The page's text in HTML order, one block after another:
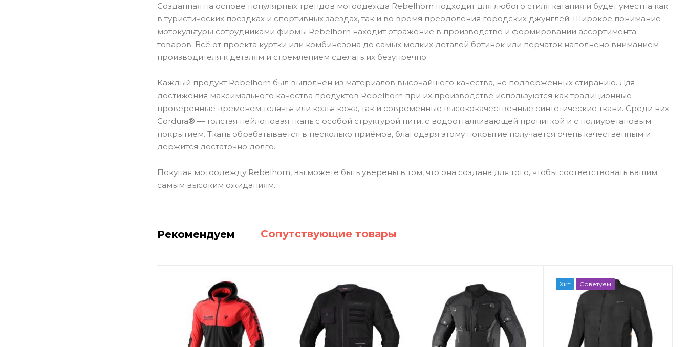
Созданная на основе популярных трендов мотоодежда Rebelhorn подходит для любого стиля катания и будет уместна как
в туристических поездках и спортивных заездах, так и во время преодоления городских джунглей. Широкое понимание
мотокультуры сотрудниками фирмы Rebelhorn находит отражение в производстве и формировании ассортимента
товаров. Всё от проекта куртки или комбинезона до самых мелких деталей ботинок или перчаток наполнено вниманием
производителя к деталям и стремлением сделать их безупречно.
Каждый продукт Rebelhorn был выполнен из материалов высочайшего качества, не подверженных стиранию. Для
достижения максимального качества продуктов Rebelhorn при их производстве используются как традиционные
проверенные временем телячья или козья кожа, так и современные высококачественные синтетические ткани. Среди них
Cordura® — толстая нейлоновая ткань с особой структурой нити, с водоотталкивающей пропиткой и с полиуретановым
покрытием. Ткань обрабатывается в несколько приёмов, благодаря этому покрытие получается очень качественным и
держится достаточно долго.
Покупая мотоодежду Rebelhorn, вы можете быть уверены в том, что она создана для того, чтобы соответствовать вашим
самым высоким ожиданиям.
Рекомендуем Сопутствующие товары
Хит Советуем